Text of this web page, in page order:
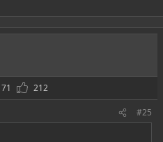
212
#25